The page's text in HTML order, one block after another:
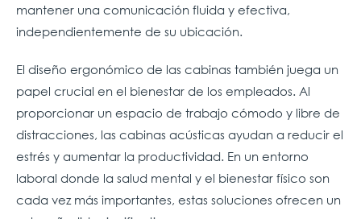
mantener una comunicación fluida y efectiva,
independientemente de su ubicación.
El diseño ergonómico de las cabinas también juega un
papel crucial en el bienestar de los empleados. Al
proporcionar un espacio de trabajo cómodo y libre de
distracciones, las cabinas acústicas ayudan a reducir el
estrés y aumentar la productividad. En un entorno
laboral donde la salud mental y el bienestar físico son
cada vez más importantes, estas soluciones ofrecen un